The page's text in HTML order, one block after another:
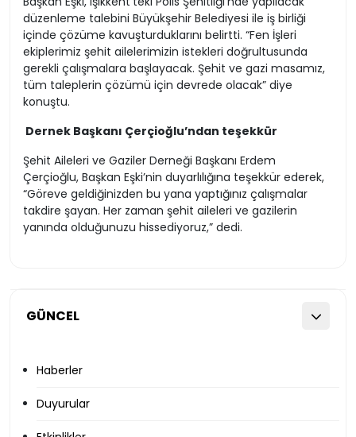
GÜNCEL
Haberler
Duyurular
düzenleme talebini Büyükşehir Belediyesi ile iş birliği
içinde çözüme kavuşturduklarını belirtti. “Fen İşleri
ekiplerimiz şehit ailelerimizin istekleri doğrultusunda
gerekli çalışmalara başlayacak. Şehit ve gazi masamız,
tüm taleplerin çözümü için devrede olacak” diye
konuştu.
Dernek Başkanı Çerçioğlu’ndan teşekkür
Şehit Aileleri ve Gaziler Derneği Başkanı Erdem
Çerçioğlu, Başkan Eşki’nin duyarlılığına teşekkür ederek,
“Göreve geldiğinizden bu yana yaptığınız çalışmalar
takdire şayan. Her zaman şehit aileleri ve gazilerin
yanında olduğunuzu hissediyoruz,” dedi.